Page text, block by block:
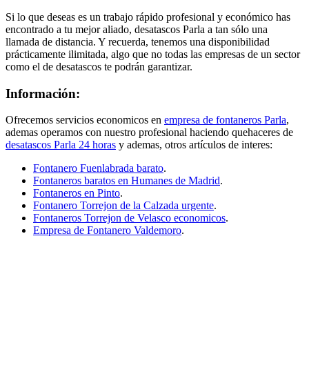
Si lo que deseas es un trabajo rápido profesional y económico has
encontrado a tu mejor aliado, desatascos Parla a tan sólo una
llamada de distancia. Y recuerda, tenemos una disponibilidad
prácticamente ilimitada, algo que no todas las empresas de un sector
como el de desatascos te podrán garantizar.
Información:
Ofrecemos servicios economicos en empresa de fontaneros Parla,
ademas operamos con nuestro profesional haciendo quehaceres de
desatascos Parla 24 horas y ademas, otros artículos de interes:
Fontanero Fuenlabrada barato.
Fontaneros baratos en Humanes de Madrid.
Fontaneros en Pinto.
Fontanero Torrejon de la Calzada urgente.
Fontaneros Torrejon de Velasco economicos.
Empresa de Fontanero Valdemoro.